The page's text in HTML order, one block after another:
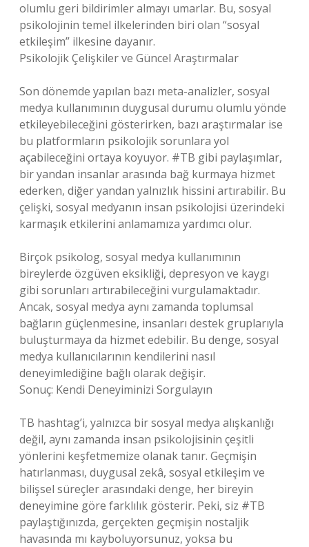
olumlu geri bildirimler almayı umarlar. Bu, sosyal
psikolojinin temel ilkelerinden biri olan “sosyal
etkileşim” ilkesine dayanır.
Psikolojik Çelişkiler ve Güncel Araştırmalar
Son dönemde yapılan bazı meta-analizler, sosyal
medya kullanımının duygusal durumu olumlu yönde
etkileyebileceğini gösterirken, bazı araştırmalar ise
bu platformların psikolojik sorunlara yol
açabileceğini ortaya koyuyor. #TB gibi paylaşımlar,
bir yandan insanlar arasında bağ kurmaya hizmet
ederken, diğer yandan yalnızlık hissini artırabilir. Bu
çelişki, sosyal medyanın insan psikolojisi üzerindeki
karmaşık etkilerini anlamamıza yardımcı olur.
Birçok psikolog, sosyal medya kullanımının
bireylerde özgüven eksikliği, depresyon ve kaygı
gibi sorunları artırabileceğini vurgulamaktadır.
Ancak, sosyal medya aynı zamanda toplumsal
bağların güçlenmesine, insanları destek gruplarıyla
buluşturmaya da hizmet edebilir. Bu denge, sosyal
medya kullanıcılarının kendilerini nasıl
deneyimlediğine bağlı olarak değişir.
Sonuç: Kendi Deneyiminizi Sorgulayın
TB hashtag’i, yalnızca bir sosyal medya alışkanlığı
değil, aynı zamanda insan psikolojisinin çeşitli
yönlerini keşfetmemize olanak tanır. Geçmişin
hatırlanması, duygusal zekâ, sosyal etkileşim ve
bilişsel süreçler arasındaki denge, her bireyin
deneyimine göre farklılık gösterir. Peki, siz #TB
paylaştığınızda, gerçekten geçmişin nostaljik
havasında mı kayboluyorsunuz, yoksa bu